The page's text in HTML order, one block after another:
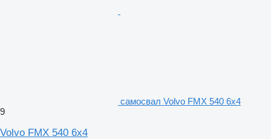
самосвал Volvo FMX 540 6x4
9
Volvo FMX 540 6x4